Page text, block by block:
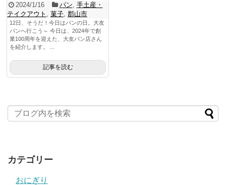
2024/1/16 パン 手土産・
テイクアウト
菓子 郡山市
12日、そうだ！今日はパンの日。大友
パンへ行こう～ 今日は、2024年で創
業100周年を迎えた、大友パン店さん
を紹介します。 ...
記事を読む
カテゴリー
おにぎり